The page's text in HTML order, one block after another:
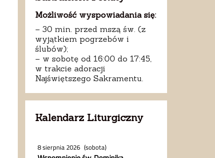
Możliwość wyspowiadania się:
– 30 min. przed mszą św. (z
wyjątkiem pogrzebów i
ślubów);
– w sobotę od 16:00 do 17:45,
w trakcie adoracji
Najświętszego Sakramentu.
Kalendarz Liturgiczny